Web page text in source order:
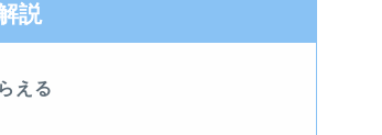
説
える